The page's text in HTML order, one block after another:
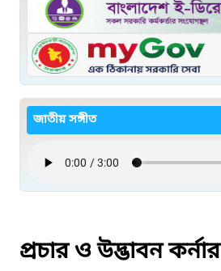
জাতীয় সঙ্গীত
প্রচার ও উদ্ভাবন কর্নার